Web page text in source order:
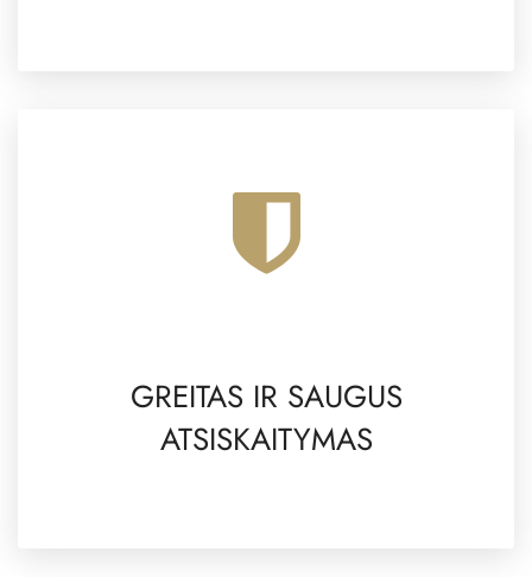
GREITAS IR SAUGUS
ATSISKAITYMAS